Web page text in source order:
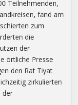
Teilnehmenden,
fand am
zum
die
der
örtliche Presse
den Rat Tiyat
zirkulierten
der